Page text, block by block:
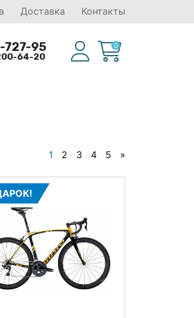
Доставка Контакты
727-95
64-20
0
1 2 3 4 5 »